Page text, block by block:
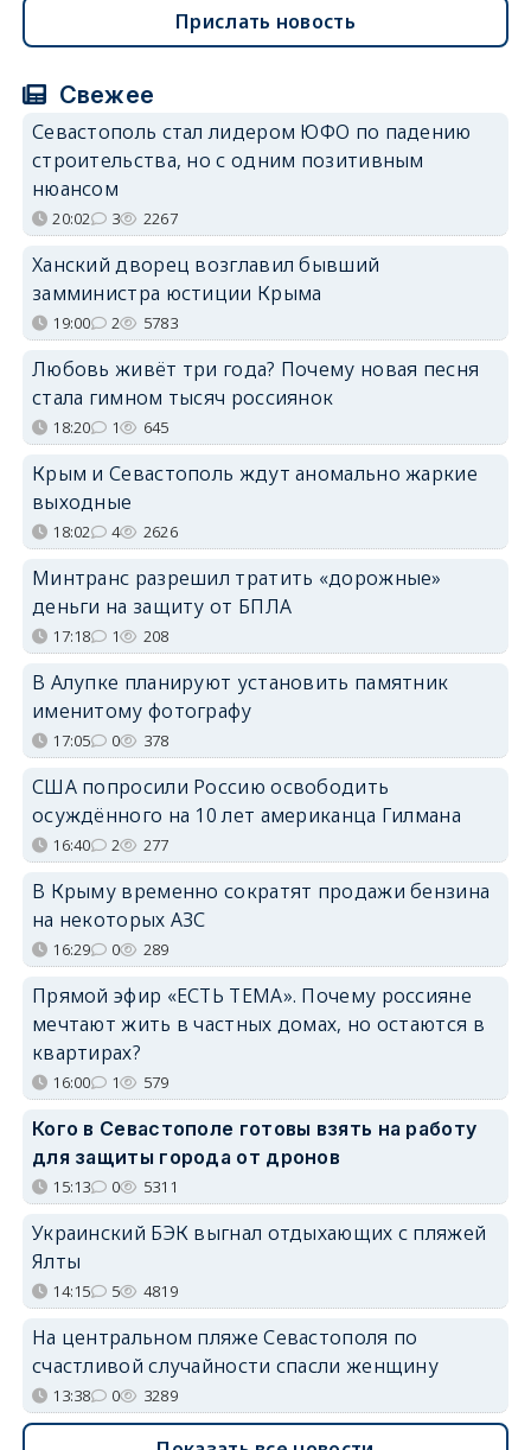
Прислать новость
Свежее
Севастополь стал лидером ЮФО по падению
строительства, но с одним позитивным
нюансом
20:02 3 2267
Ханский дворец возглавил бывший
замминистра юстиции Крыма
19:00 2 5783
Любовь живёт три года? Почему новая песня
стала гимном тысяч россиянок
18:20 1 645
Крым и Севастополь ждут аномально жаркие
выходные
18:02 4 2626
Минтранс разрешил тратить «дорожные»
деньги на защиту от БПЛА
17:18 1 208
В Алупке планируют установить памятник
именитому фотографу
17:05 0 378
США попросили Россию освободить
осуждённого на 10 лет американца Гилмана
16:40 2 277
В Крыму временно сократят продажи бензина
на некоторых АЗС
16:29 0 289
Прямой эфир «ЕСТЬ ТЕМА». Почему россияне
мечтают жить в частных домах, но остаются в
квартирах?
16:00 1 579
Кого в Севастополе готовы взять на работу
для защиты города от дронов
15:13 0 5311
Украинский БЭК выгнал отдыхающих с пляжей
Ялты
14:15 5 4819
На центральном пляже Севастополя по
счастливой случайности спасли женщину
13:38 0 3289